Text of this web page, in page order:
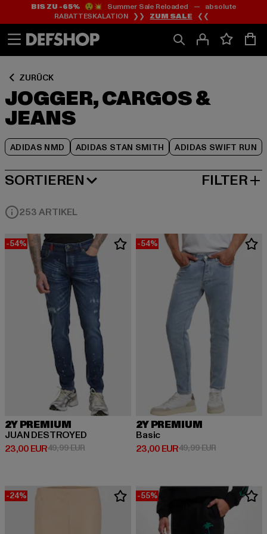
Zum
Inhalt
springen
Zum
Fußzeile
springen
BIS ZU -65%😲💥 Summer Sale Reloaded — absolute
RABATTESKALATION ❯❯ ZUM SALE ❮❮
ZURÜCK
JOGGER, CARGOS &
JEANS
ADIDAS NMD ADIDAS STAN SMITH ADIDAS SWIFT RUN
Zum
Produktraster
springen
SORTIEREN
NEUESTE FILTER
253 ARTIKEL
-54%
2Y PREMIUM
JUAN DESTROYED
23,00 EUR
Derzeitiger Preis: 23,00 EUR
49,99 EURAktionspreis: 49,99 EUR
-54%
2Y PREMIUM
Basic
23,00 EUR
Derzeitiger Preis: 23,00 EUR
49,99 EURAktionspreis:
-24% -55%